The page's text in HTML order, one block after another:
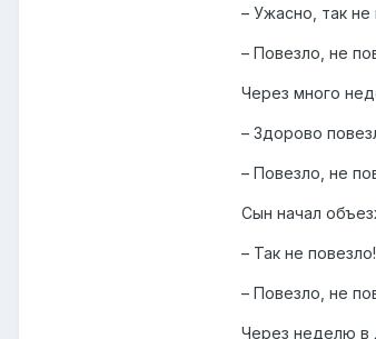
– Ужасно, так не
– Повезло, не
Через много
– Здорово
– Повезло, не
Сын начал
– Так не
– Повезло, не
Через неделю в